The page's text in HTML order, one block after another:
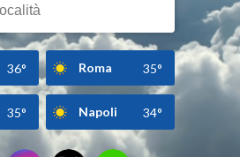
36° Roma 35°
35° Napoli 34°